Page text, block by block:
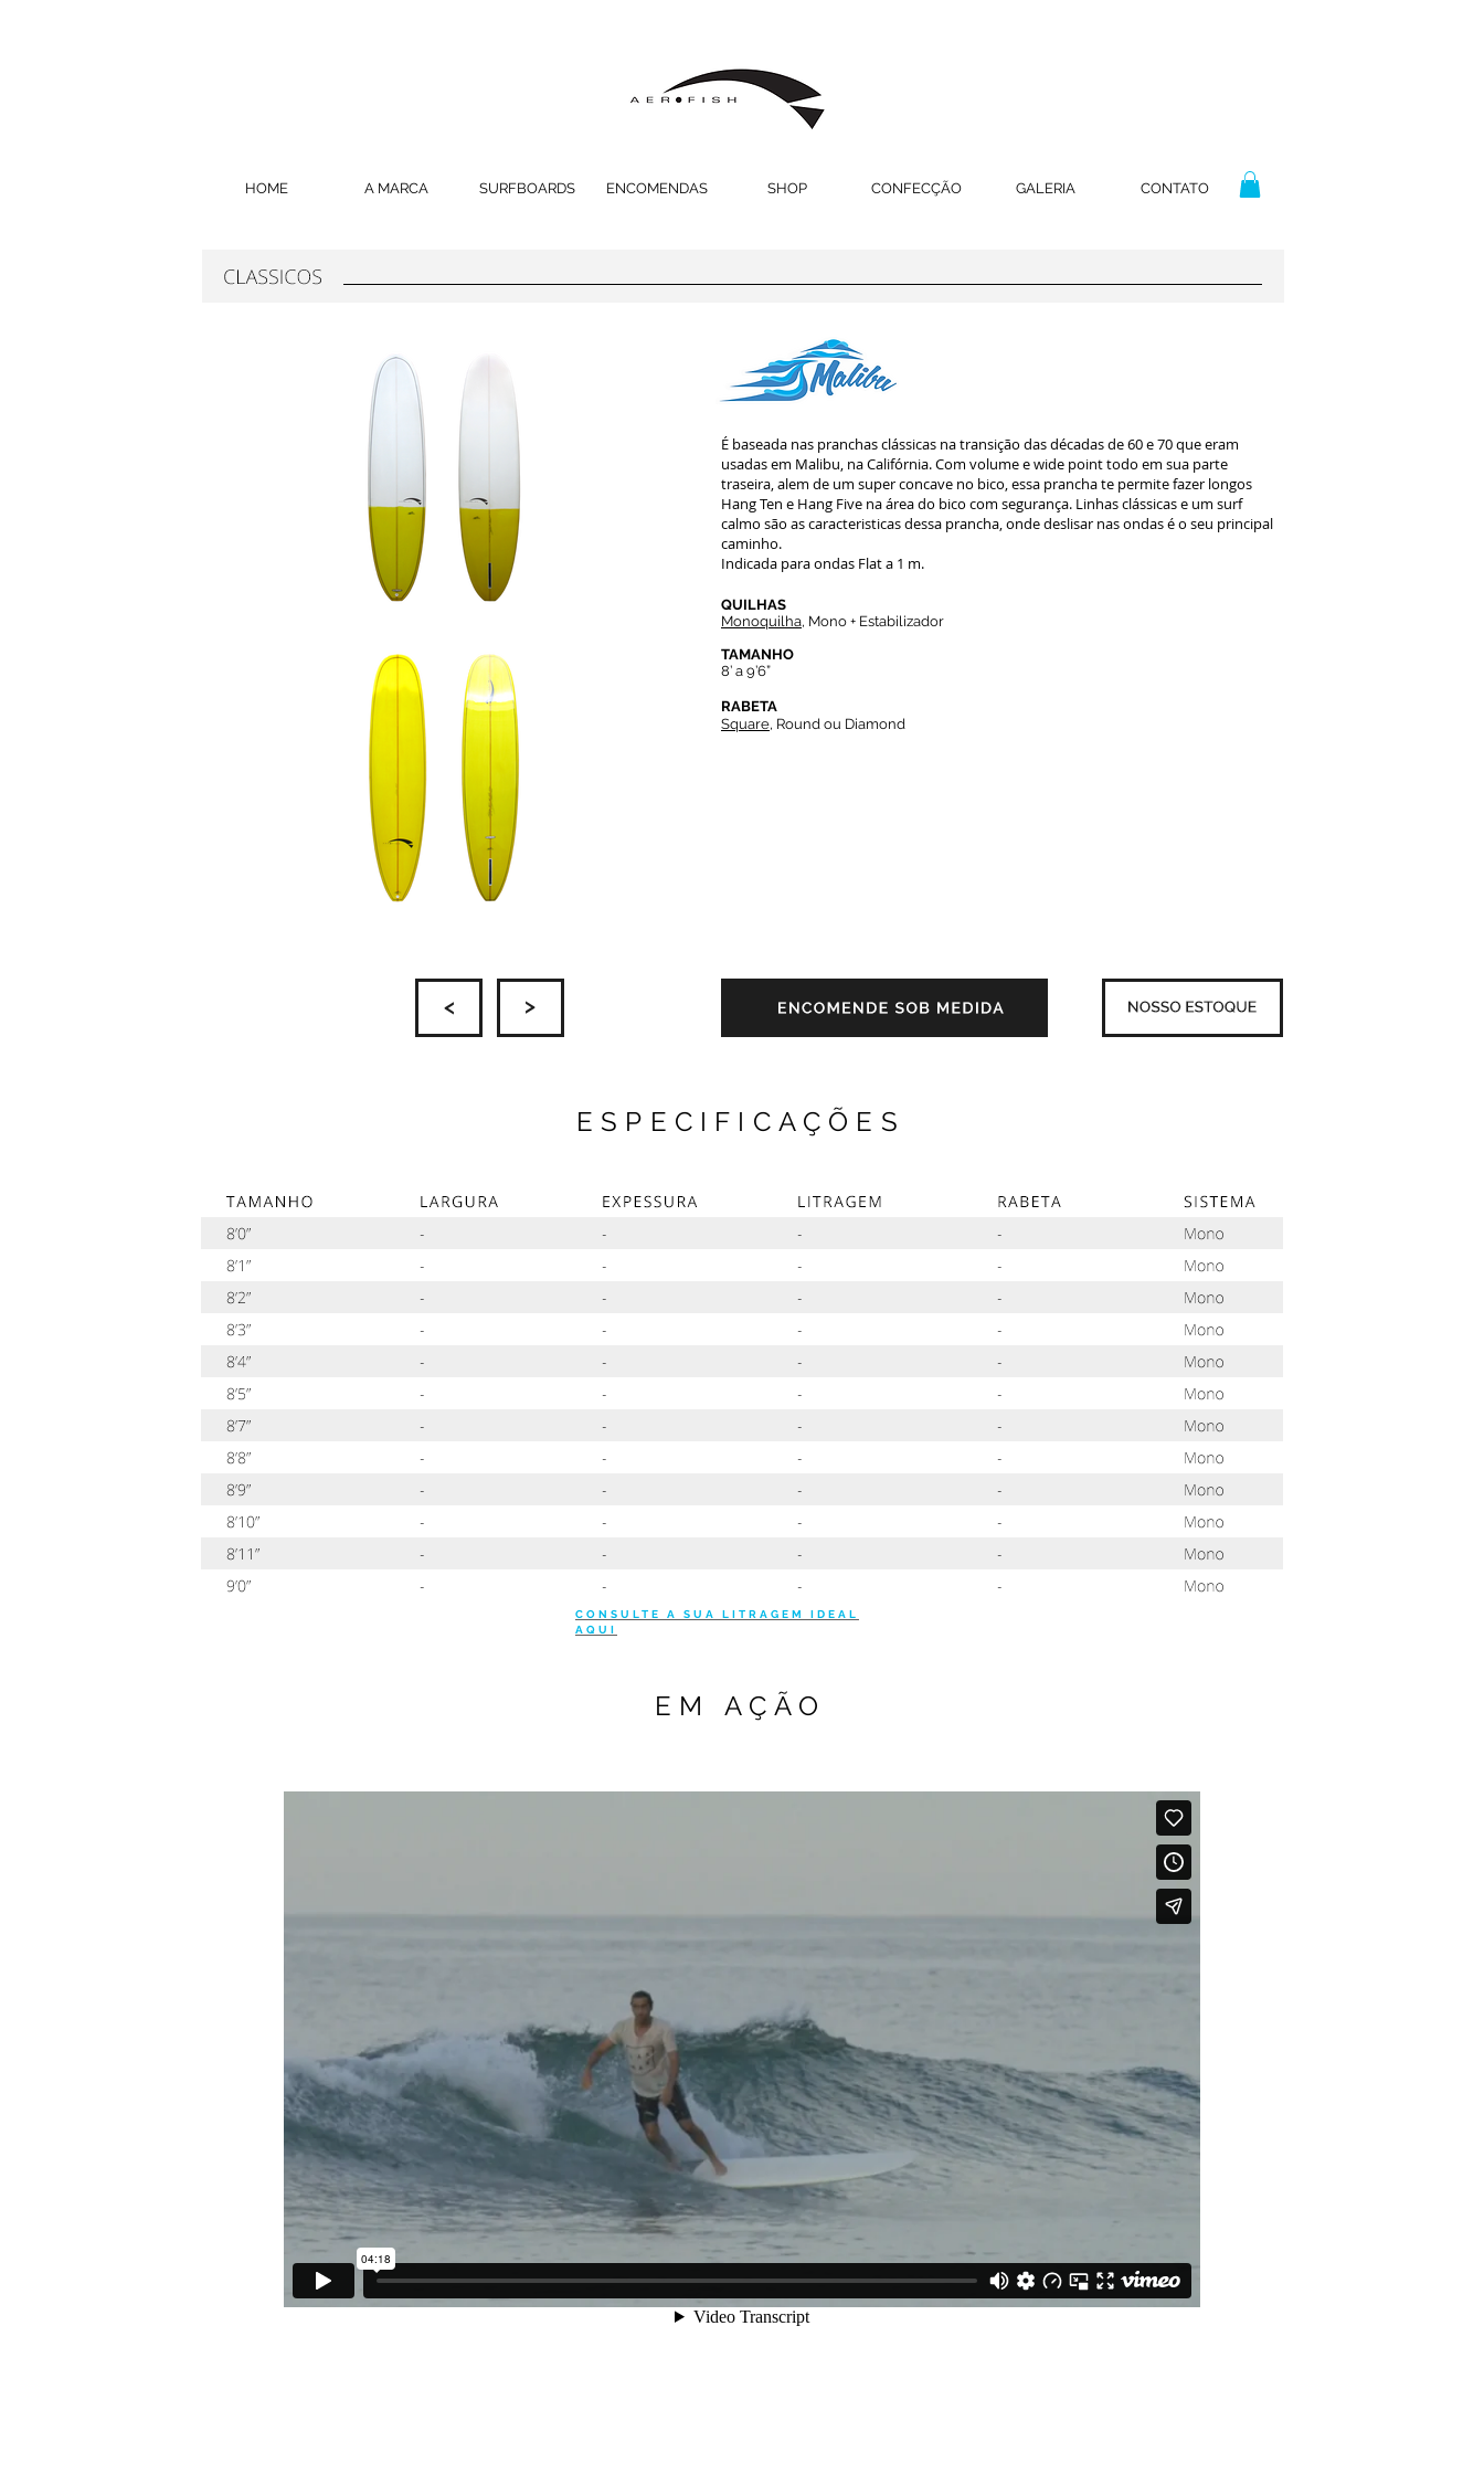
HOME A MARCA SURFBOARDS ENCOMENDAS SHOP CONFECÇÃO GALERIA CONTATO
É baseada nas pranchas clássicas na transição das décadas de 60 e 70 que eram
usadas em Malibu, na Califórnia. Com volume e wide point todo em sua parte
traseira, alem de um super concave no bico, essa prancha te permite fazer longos
Hang Ten e Hang Five na área do bico com segurança. Linhas clássicas e um surf
calmo são as caracteristicas dessa prancha, onde deslisar nas ondas é o seu principal
caminho.
Indicada para ondas Flat a 1 m.
QUILHAS
Monoquilha, Mono + Estabilizador
TAMANHO
8’ a 9’6”
RABETA
Square, Round ou Diamond
ESPECIFICAÇÕES
CONSULTE A SUA LITRAGEM IDEAL
AQUI
EM AÇÃO